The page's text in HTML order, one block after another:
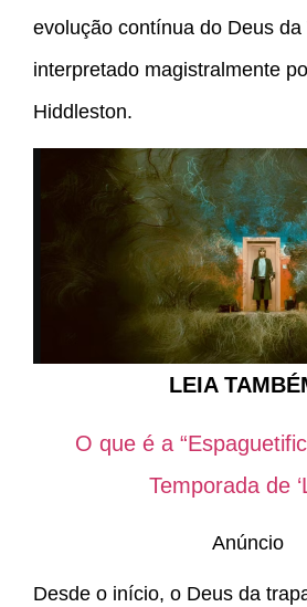
evolução contínua do Deus da
interpretado magistralmente
Hiddleston.
LEIA
O que é a
Temporada de
Anúncio
Desde o início, o Deus da